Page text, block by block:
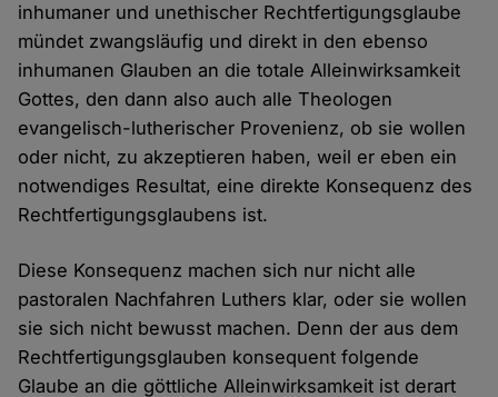
inhumaner und unethischer Rechtfertigungsglaube
mündet zwangsläufig und direkt in den ebenso
inhumanen Glauben an die totale Alleinwirksamkeit
Gottes, den dann also auch alle Theologen
evangelisch-lutherischer Provenienz, ob sie wollen
oder nicht, zu akzeptieren haben, weil er eben ein
notwendiges Resultat, eine direkte Konsequenz des
Rechtfertigungsglaubens ist.
Diese Konsequenz machen sich nur nicht alle
pastoralen Nachfahren Luthers klar, oder sie wollen
sie sich nicht bewusst machen. Denn der aus dem
Rechtfertigungsglauben konsequent folgende
Glaube an die göttliche Alleinwirksamkeit ist derart